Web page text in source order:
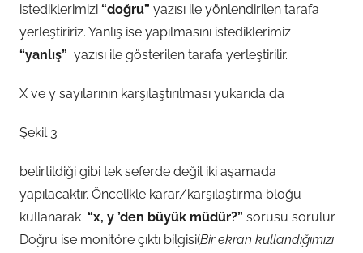
istediklerimizi “doğru” yazısı ile yönlendirilen tarafa
yerleştiririz. Yanlış ise yapılmasını istediklerimiz
“yanlış” yazısı ile gösterilen tarafa yerleştirilir.
X ve y sayılarının karşılaştırılması yukarıda da
Şekil 3
belirtildiği gibi tek seferde değil iki aşamada
yapılacaktır. Öncelikle karar/karşılaştırma bloğu
kullanarak “x, y ’den büyük müdür?” sorusu sorulur.
Doğru ise monitöre çıktı bilgisi(Bir ekran kullandığımızı